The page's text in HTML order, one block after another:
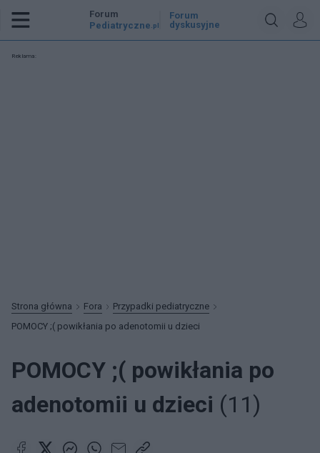
Forum
Pediatryczne .pl
Forum
dyskusyjne
Reklama:
Strona główna Fora
Przypadki pediatryczne
POMOCY ;( powikłania po adenotomii u dzieci
POMOCY ;( powikłania po
adenotomii u dzieci (11)